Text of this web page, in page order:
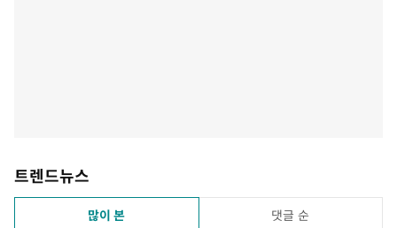
트렌드뉴스
많이 본 댓글 순